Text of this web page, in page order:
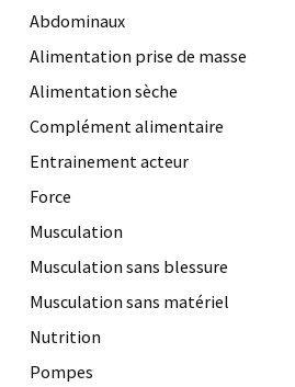
Abdominaux
Alimentation prise de masse
Alimentation sèche
Complément alimentaire
Entrainement acteur
Force
Musculation
Musculation sans blessure
Musculation sans matériel
Nutrition
Pompes